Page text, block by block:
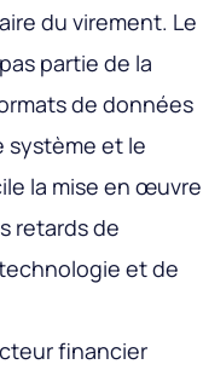
du virement. Le
partie de la
de données
système et le
la mise en œuvre
retards de
et de
financier